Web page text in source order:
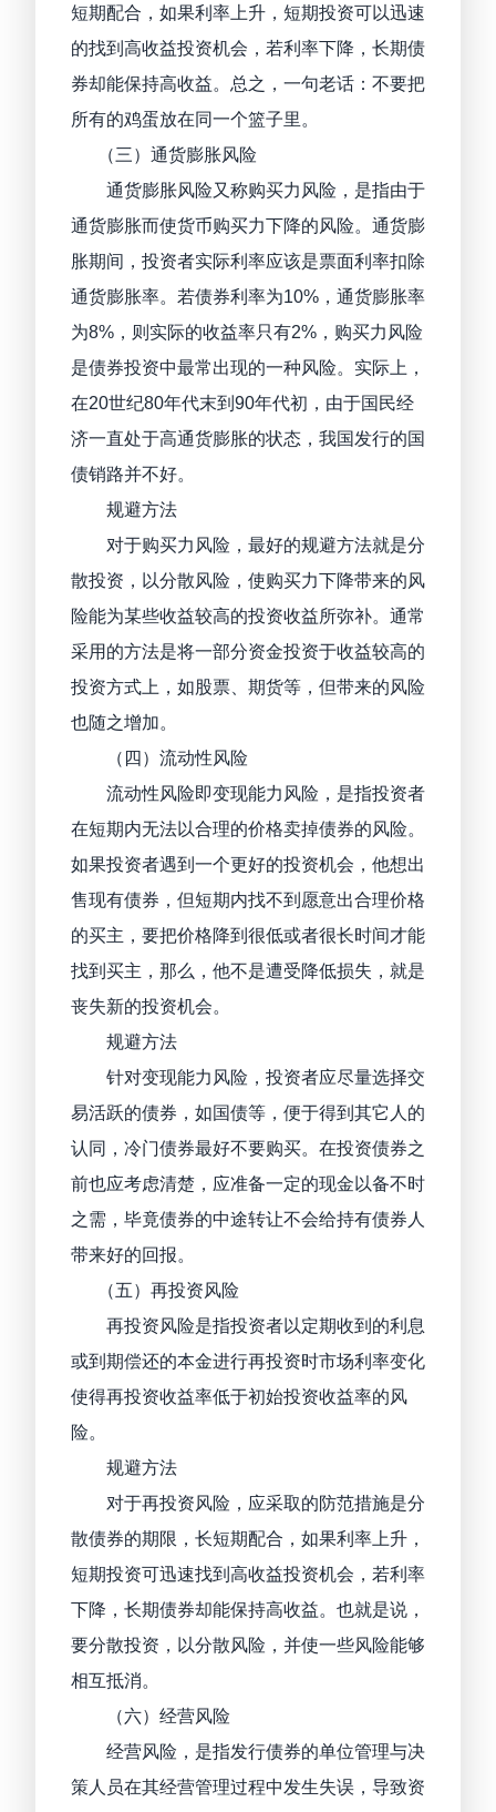
短期配合，如果利率上升，短期投资可以迅速
的找到高收益投资机会，若利率下降，长期债
券却能保持高收益。总之，一句老话：不要把
所有的鸡蛋放在同一个篮子里。
（三）通货膨胀风险
通货膨胀风险又称购买力风险，是指由于
通货膨胀而使货币购买力下降的风险。通货膨
胀期间，投资者实际利率应该是票面利率扣除
通货膨胀率。若债券利率为10%，通货膨胀率
为8%，则实际的收益率只有2%，购买力风险
是债券投资中最常出现的一种风险。实际上，
在20世纪80年代末到90年代初，由于国民经
济一直处于高通货膨胀的状态，我国发行的国
债销路并不好。
规避方法
对于购买力风险，最好的规避方法就是分
散投资，以分散风险，使购买力下降带来的风
险能为某些收益较高的投资收益所弥补。通常
采用的方法是将一部分资金投资于收益较高的
投资方式上，如股票、期货等，但带来的风险
也随之增加。
（四）流动性风险
流动性风险即变现能力风险，是指投资者
在短期内无法以合理的价格卖掉债券的风险。
如果投资者遇到一个更好的投资机会，他想出
售现有债券，但短期内找不到愿意出合理价格
的买主，要把价格降到很低或者很长时间才能
找到买主，那么，他不是遭受降低损失，就是
丧失新的投资机会。
规避方法
针对变现能力风险，投资者应尽量选择交
易活跃的债券，如国债等，便于得到其它人的
认同，冷门债券最好不要购买。在投资债券之
前也应考虑清楚，应准备一定的现金以备不时
之需，毕竟债券的中途转让不会给持有债券人
带来好的回报。
（五）再投资风险
再投资风险是指投资者以定期收到的利息
或到期偿还的本金进行再投资时市场利率变化
使得再投资收益率低于初始投资收益率的风
险。
规避方法
对于再投资风险，应采取的防范措施是分
散债券的期限，长短期配合，如果利率上升，
短期投资可迅速找到高收益投资机会，若利率
下降，长期债券却能保持高收益。也就是说，
要分散投资，以分散风险，并使一些风险能够
相互抵消。
（六）经营风险
经营风险，是指发行债券的单位管理与决
策人员在其经营管理过程中发生失误，导致资